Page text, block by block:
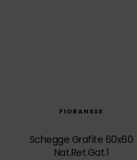
FIORANESE
Schegge Grafite 60x60
Nat.Ret.Gat.1